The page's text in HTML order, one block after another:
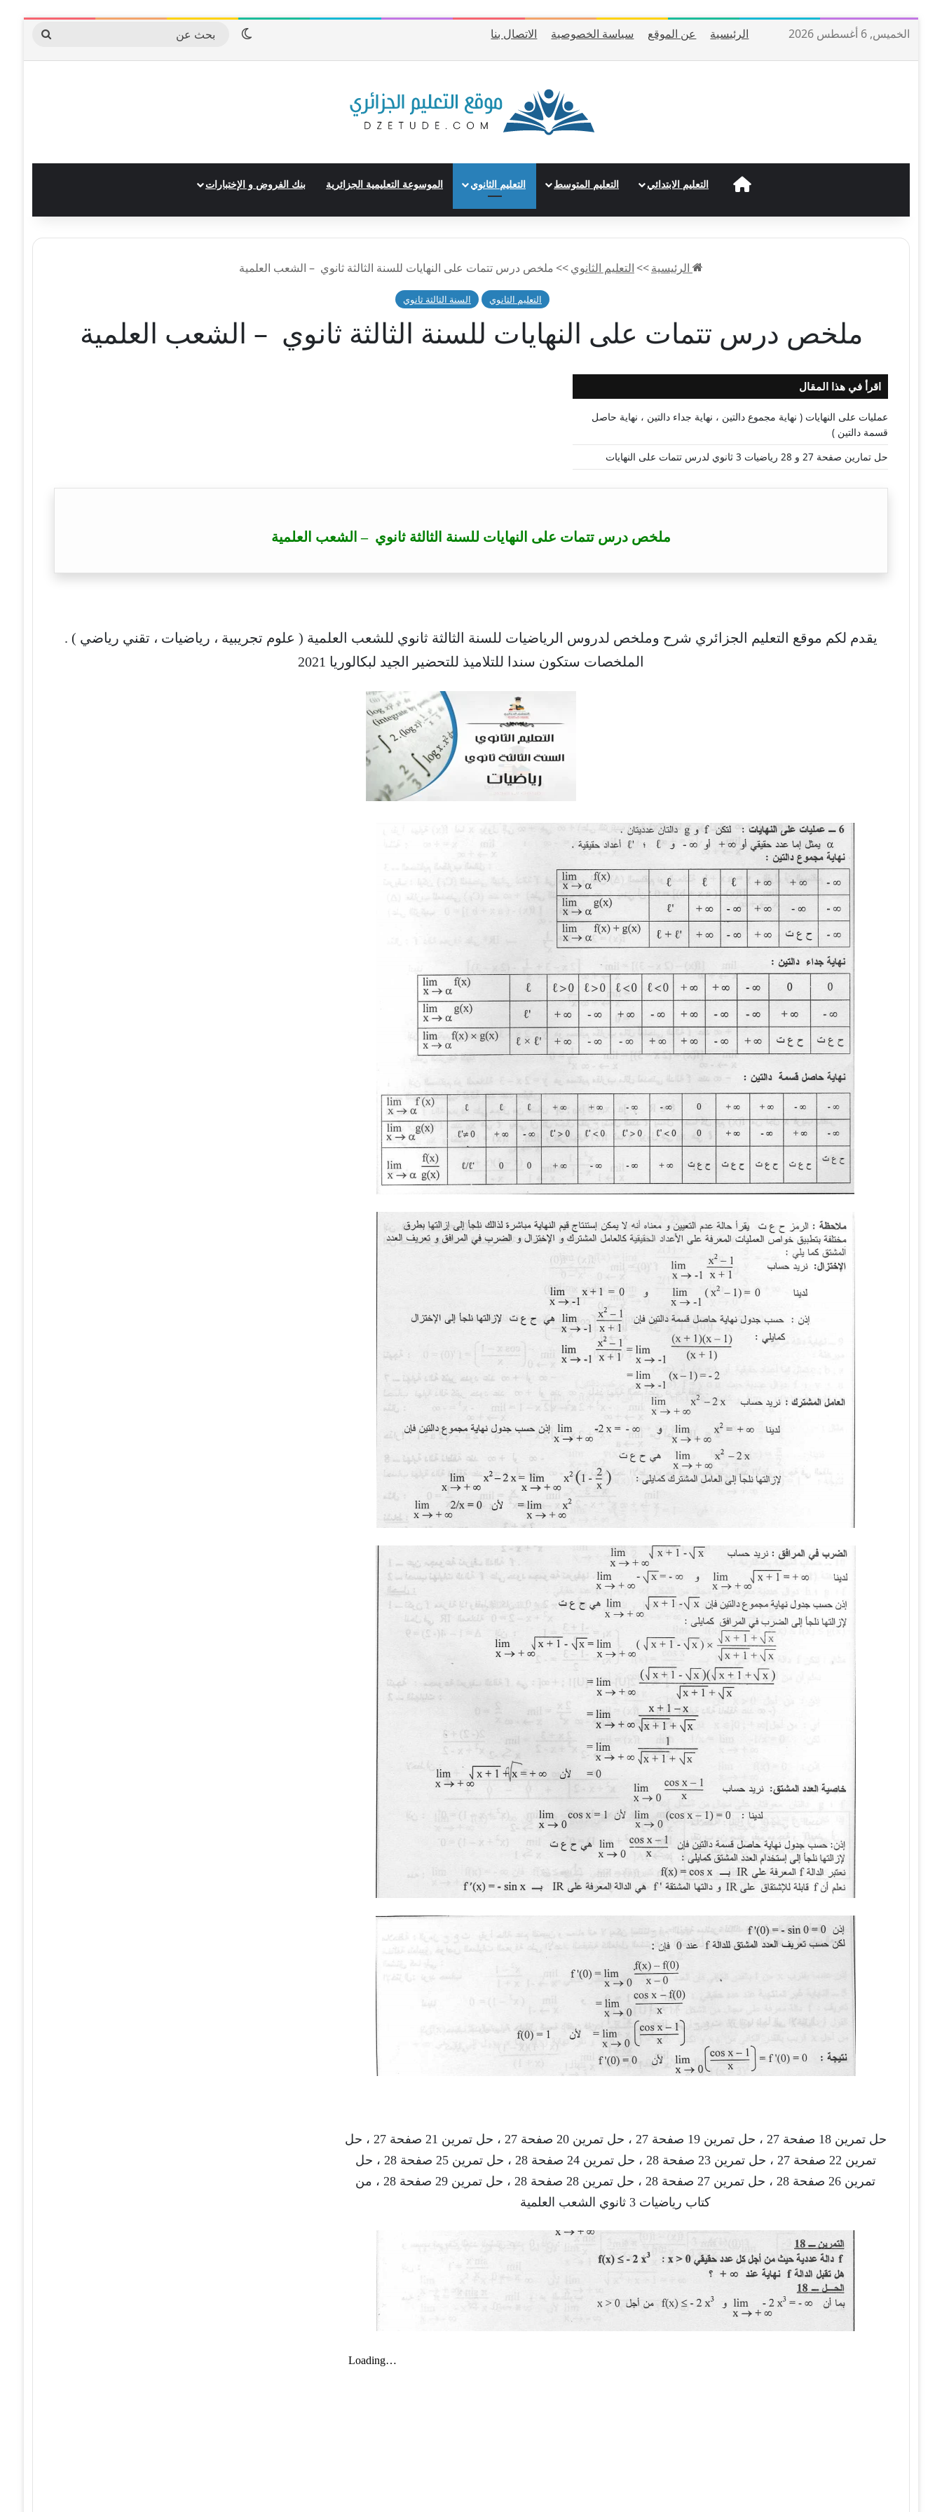
الخميس, 6 أغسطس 2026 الرئيسية عن الموقع سياسة الخصوصية الاتصال بنا الوضع المظلم
بحث
عن
الرئيسيةالتعليم الابتدائي التعليم المتوسط التعليم الثانوي الموسوعة التعليمية الجزائرية بنك الفروض و الإختبارات
الرئيسية>>التعليم الثانوي>>ملخص درس تتمات على النهايات للسنة الثالثة ثانوي – الشعب العلمية
التعليم الثانوي السنة الثالثة ثانوي
ملخص درس تتمات على النهايات للسنة الثالثة ثانوي – الشعب العلمية
اقرأ في هذا المقال
عمليات على النهايات ( نهاية مجموع دالتين ، نهاية جداء دالتين ، نهاية حاصل
قسمة دالتين )
حل تمارين صفحة 27 و 28 رياضيات 3 ثانوي لدرس تتمات على النهايات
ملخص درس تتمات على النهايات للسنة الثالثة ثانوي – الشعب العلمية
يقدم لكم موقع التعليم الجزائري شرح وملخص لدروس الرياضيات للسنة الثالثة ثانوي للشعب العلمية ( علوم تجريبية ، رياضيات ، تقني رياضي ) .
الملخصات ستكون سندا للتلاميذ للتحضير الجيد لبكالوريا 2021
حل تمرين 18 صفحة 27 ، حل تمرين 19 صفحة 27 ، حل تمرين 20 صفحة 27 ، حل تمرين 21 صفحة 27 ، حل
تمرين 22 صفحة 27 ، حل تمرين 23 صفحة 28 ، حل تمرين 24 صفحة 28 ، حل تمرين 25 صفحة 28 ، حل
تمرين 26 صفحة 28 ، حل تمرين 27 صفحة 28 ، حل تمرين 28 صفحة 28 ، حل تمرين 29 صفحة 28 ، من
كتاب رياضيات 3 ثانوي الشعب العلمية